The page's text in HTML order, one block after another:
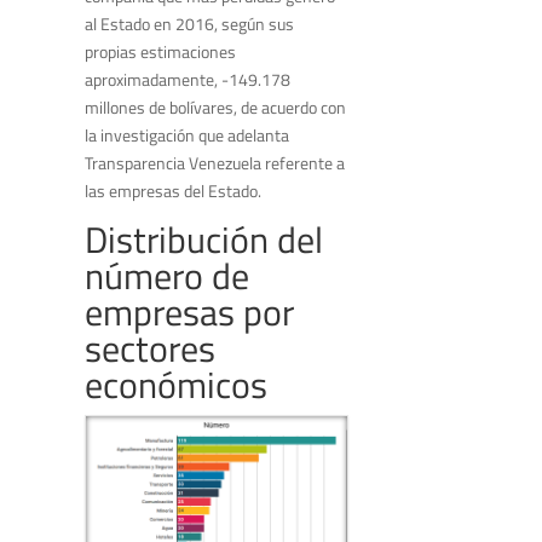
al Estado en 2016, según sus
propias estimaciones
aproximadamente, -149.178
millones de bolívares, de acuerdo con
la investigación que adelanta
Transparencia Venezuela referente a
las empresas del Estado.
Distribución del
número de
empresas por
sectores
económicos